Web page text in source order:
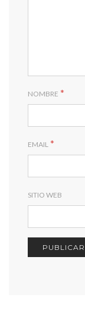
NOMBRE *
EMAIL *
SITIO WEB